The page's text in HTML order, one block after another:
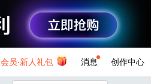
会员·新人礼包 消息 创作中心